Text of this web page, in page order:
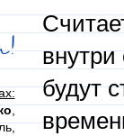
,
внутри
будут